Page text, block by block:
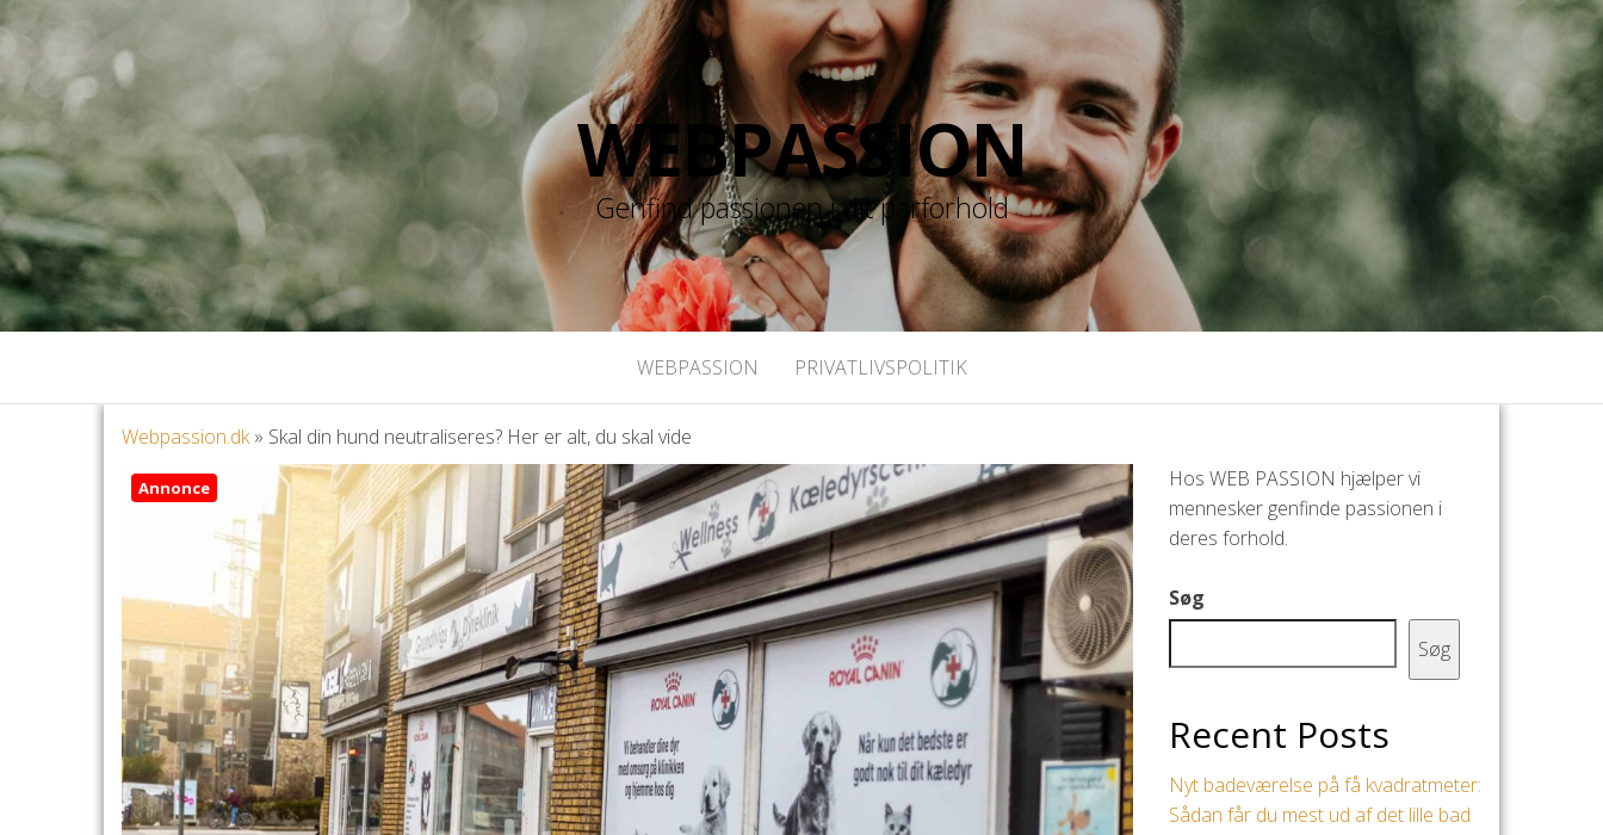
WEBPASSION
Genfind passionen i dit parforhold
WEBPASSION PRIVATLIVSPOLITIK
Webpassion.dk» Skal din hund neutraliseres? Her er alt, du skal vide
Annonce
Hos WEB PASSION hjælper vi
mennesker genfinde passionen i
deres forhold.
Søg
Søg
Recent Posts
Nyt badeværelse på få kvadratmeter:
Sådan får du mest ud af det lille bad